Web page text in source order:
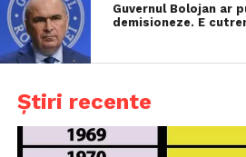
Guvernul Bolojan ar
demisioneze. E
Știri recente